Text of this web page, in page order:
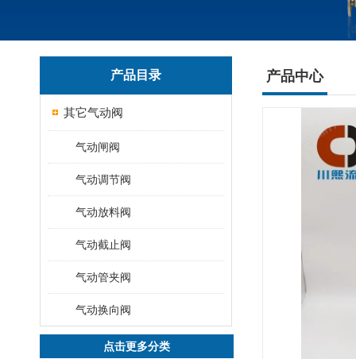
产品目录
其它气动阀
气动闸阀
气动调节阀
气动放料阀
气动截止阀
气动管夹阀
气动换向阀
点击更多分类
产品中心